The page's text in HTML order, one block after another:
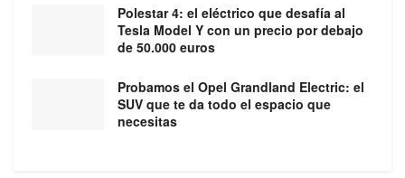
Polestar 4: el eléctrico que desafía al
Tesla Model Y con un precio por debajo
de 50.000 euros
Probamos el Opel Grandland Electric: el
SUV que te da todo el espacio que
necesitas